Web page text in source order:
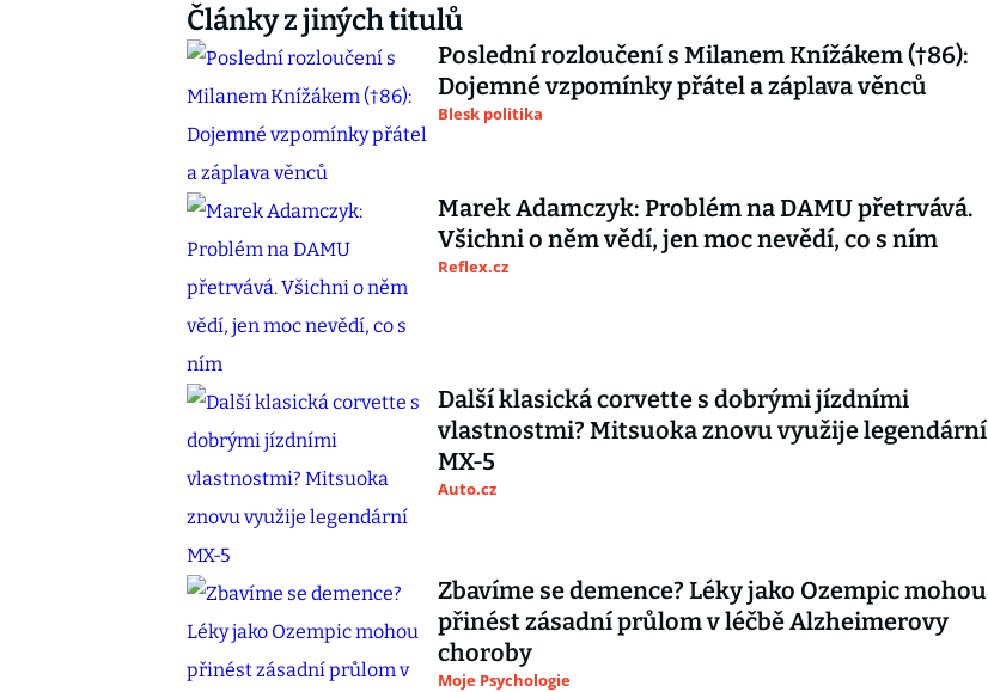
Články z jiných titulů
Poslední rozloučení s Milanem Knížákem (†86):
Dojemné vzpomínky přátel a záplava věnců
Blesk politika
Marek Adamczyk: Problém na DAMU přetrvává.
Všichni o něm vědí, jen moc nevědí, co s ním
Reflex.cz
Další klasická corvette s dobrými jízdními
vlastnostmi? Mitsuoka znovu využije legendární
MX-5
Auto.cz
Zbavíme se demence? Léky jako Ozempic mohou
přinést zásadní průlom v léčbě Alzheimerovy
choroby
Moje Psychologie